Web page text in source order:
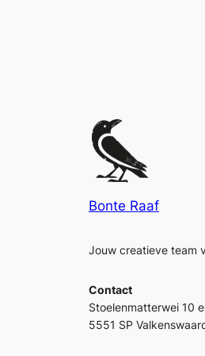
Bonte Raaf
Jouw creatieve team
Contact
Stoelenmatterwei 10
5551 SP